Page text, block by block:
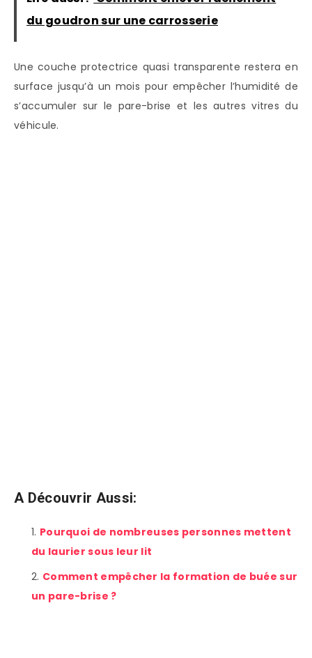
du goudron sur une carrosserie
Une couche protectrice quasi transparente restera en
surface jusqu’à un mois pour empêcher l’humidité de
s’accumuler sur le pare-brise et les autres vitres du
véhicule.
A Découvrir Aussi:
Pourquoi de nombreuses personnes mettent
du laurier sous leur lit
Comment empêcher la formation de buée sur
un pare-brise ?